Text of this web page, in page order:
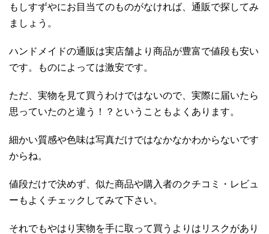
もしすずやにお目当てのものがなければ、通販で探してみ
ましょう。
ハンドメイドの通販は実店舗より商品が豊富で値段も安い
です。ものによっては激安です。
ただ、実物を見て買うわけではないので、実際に届いたら
思っていたのと違う！？ということもよくあります。
細かい質感や色味は写真だけではなかなかわからないです
からね。
値段だけで決めず、似た商品や購入者のクチコミ・レビュ
ーもよくチェックしてみて下さい。
それでもやはり実物を手に取って買うよりはリスクがあり